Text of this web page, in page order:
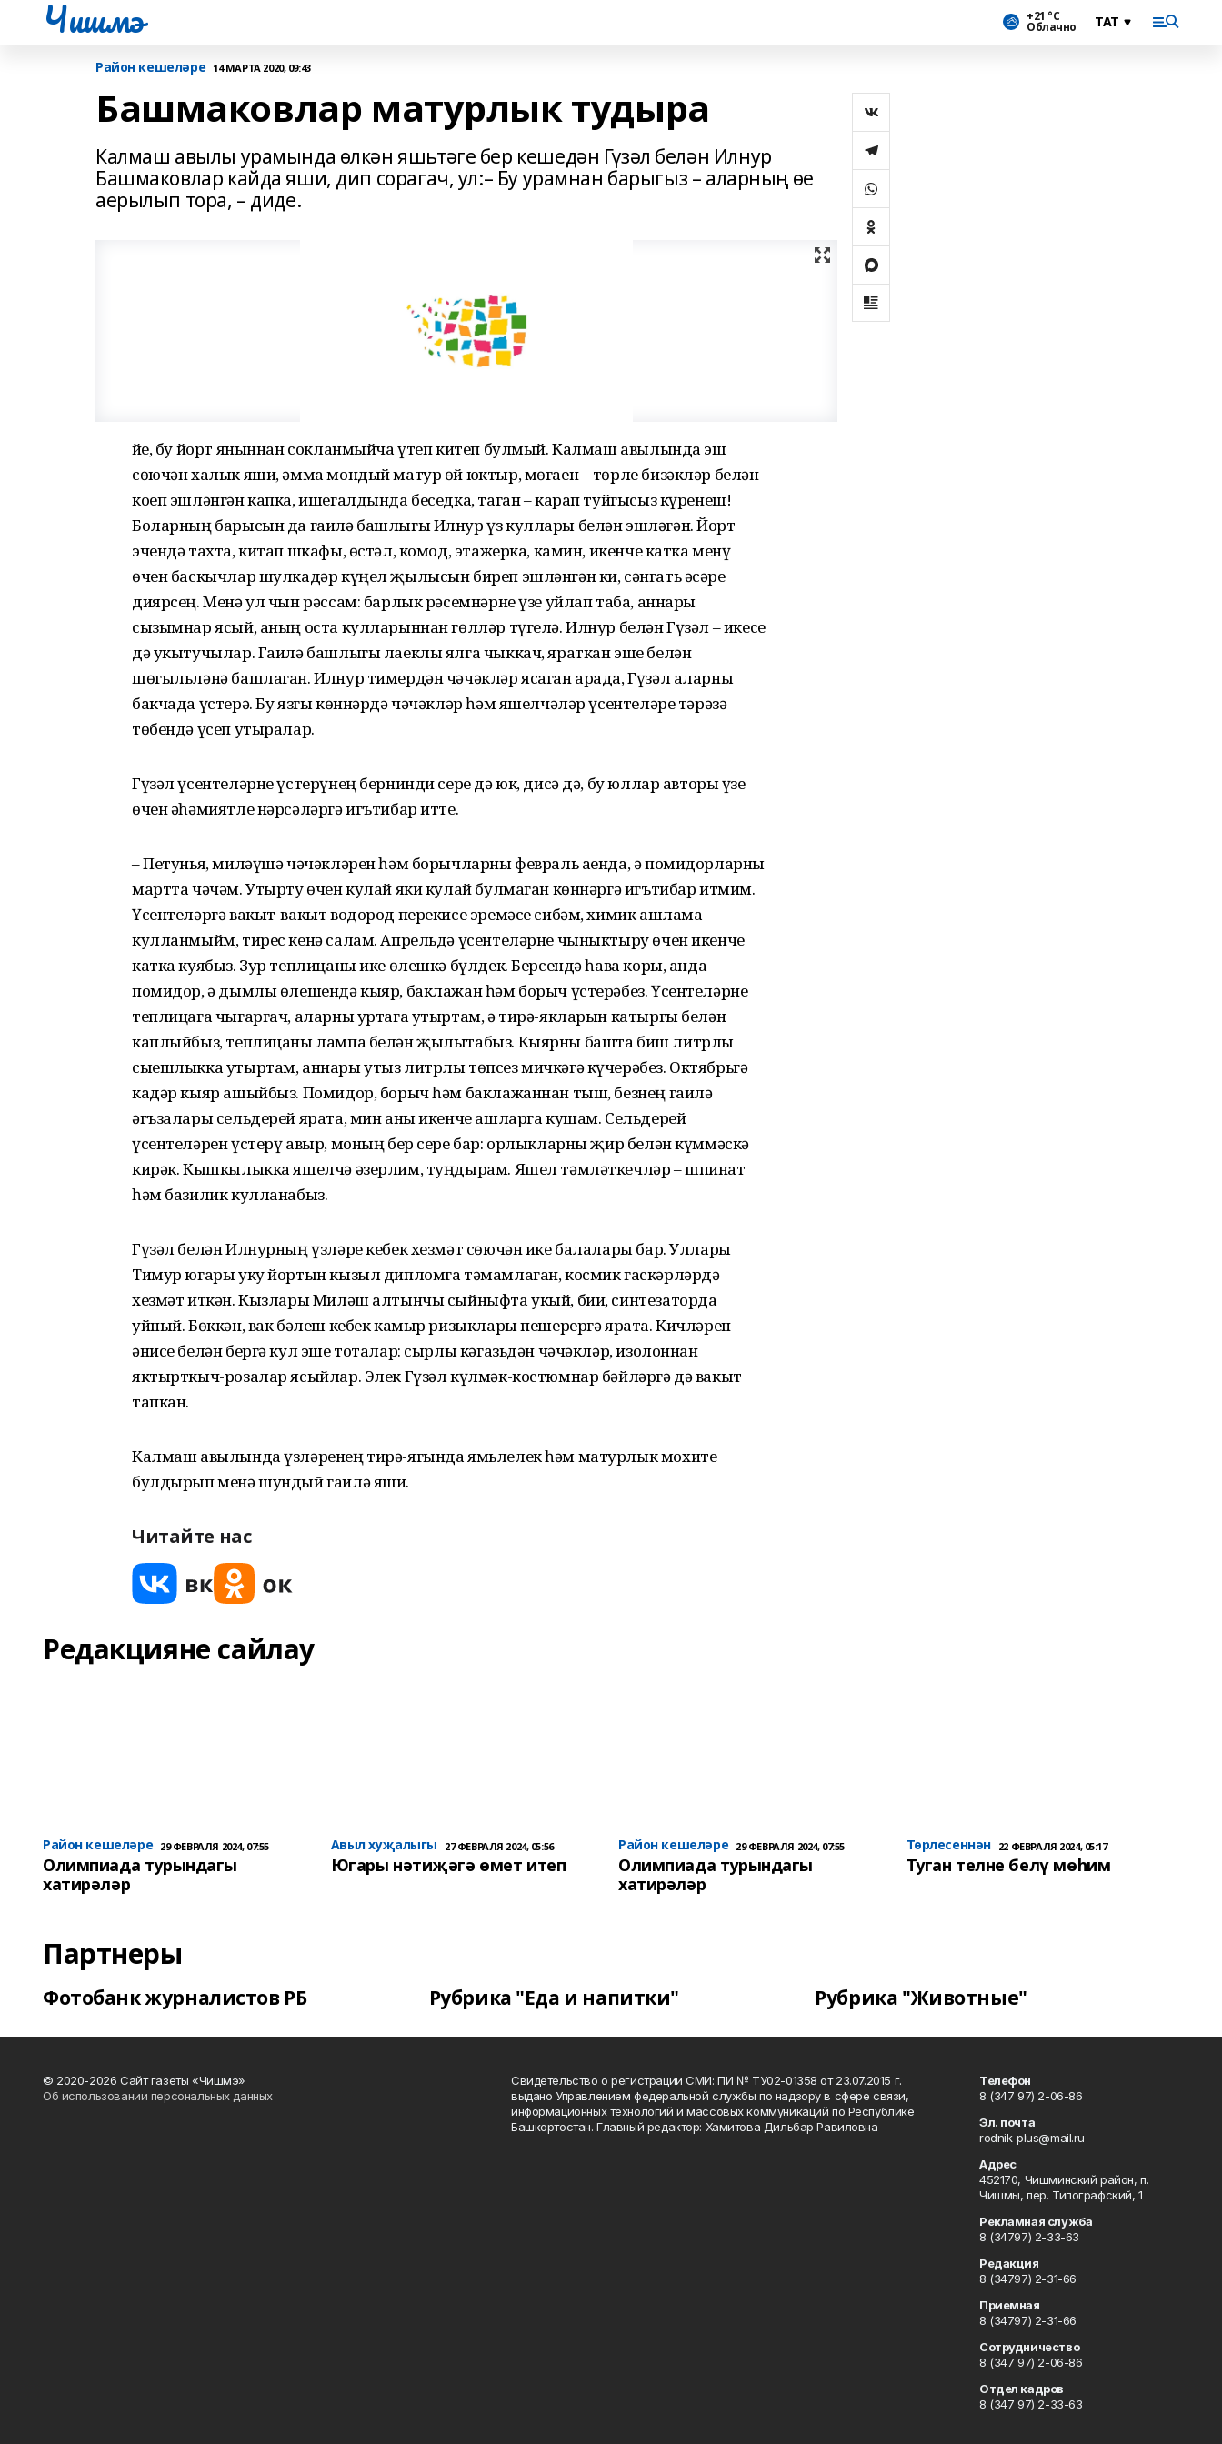
Чишмэ +21 °С
Облачно
Район кешеләре 14 МАРТА 2020, 09:43
Башмаковлар матурлык тудыра
Калмаш авылы урамында өлкән яшьтәге бер кешедән Гүзәл белән Илнур
Башмаковлар кайда яши, дип сорагач, ул:– Бу урамнан барыгыз – аларның өе
аерылып тора, – диде.
Әйе, бу йорт яныннан сокланмыйча үтеп китеп булмый. Калмаш авылында эш
сөючән халык яши, әмма мондый матур өй юктыр, мөгаен – төрле бизәкләр белән
коеп эшләнгән капка, ишегалдында беседка, таган – карап туйгысыз күренеш!
Боларның барысын да гаилә башлыгы Илнур үз куллары белән эшләгән. Йорт
эчендә тахта, китап шкафы, өстәл, комод, этажерка, камин, икенче катка менү
өчен баскычлар шулкадәр күңел җылысын биреп эшләнгән ки, сәнгать әсәре
диярсең. Менә ул чын рәссам: барлык рәсемнәрне үзе уйлап таба, аннары
сызымнар ясый, аның оста кулларыннан гөлләр түгелә. Илнур белән Гүзәл – икесе
дә укытучылар. Гаилә башлыгы лаеклы ялга чыккач, яраткан эше белән
шөгыльләнә башлаган. Илнур тимердән чәчәкләр ясаган арада, Гүзәл аларны
бакчада үстерә. Бу язгы көннәрдә чәчәкләр һәм яшелчәләр үсентеләре тәрәзә
төбендә үсеп утыралар.
Гүзәл үсентеләрне үстерүнең бернинди сере дә юк, дисә дә, бу юллар авторы үзе
өчен әһәмиятле нәрсәләргә игътибар итте.
– Петунья, миләүшә чәчәкләрен һәм борычларны февраль аенда, ә помидорларны
мартта чәчәм. Утырту өчен кулай яки кулай булмаган көннәргә игътибар итмим.
Үсентеләргә вакыт-вакыт водород перекисе эремәсе сибәм, химик ашлама
кулланмыйм, тирес кенә салам. Апрельдә үсентеләрне чыныктыру өчен икенче
катка куябыз. Зур теплицаны ике өлешкә бүлдек. Берсендә һава коры, анда
помидор, ә дымлы өлешендә кыяр, баклажан һәм борыч үстерәбез. Үсентеләрне
теплицага чыгаргач, аларны уртага утыртам, ә тирә-якларын катыргы белән
каплыйбыз, теплицаны лампа белән җылытабыз. Кыярны башта биш литрлы
сыешлыкка утыртам, аннары утыз литрлы төпсез мичкәгә күчерәбез. Октябрьгә
кадәр кыяр ашыйбыз. Помидор, борыч һәм баклажаннан тыш, безнең гаилә
әгъзалары сельдерей ярата, мин аны икенче ашларга кушам. Сельдерей
үсентеләрен үстерү авыр, моның бер сере бар: орлыкларны җир белән күммәскә
кирәк. Кышкылыкка яшелчә әзерлим, туңдырам. Яшел тәмләткечләр – шпинат
һәм базилик кулланабыз.
Гүзәл белән Илнурның үзләре кебек хезмәт сөючән ике балалары бар. Уллары
Тимур югары уку йортын кызыл дипломга тәмамлаган, космик гаскәрләрдә
хезмәт иткән. Кызлары Миләш алтынчы сыйныфта укый, бии, синтезаторда
уйный. Бөккән, вак бәлеш кебек камыр ризыклары пешерергә ярата. Кичләрен
әнисе белән бергә кул эше тоталар: сырлы кәгазьдән чәчәкләр, изолоннан
яктырткыч-розалар ясыйлар. Элек Гүзәл күлмәк-костюмнар бәйләргә дә вакыт
тапкан.
Калмаш авылында үзләренең тирә-ягында ямьлелек һәм матурлык мохите
булдырып менә шундый гаилә яши.
Читайте нас
Редакцияне сайлау
Район кешеләре 29 ФЕВРАЛЯ 2024, 07:55
Олимпиада турындагы
хатирәләр
Авыл хуҗалыгы 27 ФЕВРАЛЯ 2024, 05:56
Югары нәтиҗәгә өмет итеп
Район кешеләре 29 ФЕВРАЛЯ 2024, 07:55
Олимпиада турындагы
хатирәләр
Төрлесеннән 22 ФЕВРАЛЯ 2024, 05:17
Туган телне белү мөһим
Партнеры
Фотобанк журналистов РБ Рубрика "Еда и напитки" Рубрика "Животные"
© 2020-2026 Сайт газеты «Чишмэ»
Об использовании персональных данных
Свидетельство о регистрации СМИ: ПИ № ТУ02-01358 от 23.07.2015 г.
выдано Управлением федеральной службы по надзору в сфере связи,
информационных технологий и массовых коммуникаций по Республике
Башкортостан. Главный редактор: Хамитова Дильбар Равиловна
Телефон
8 (347 97) 2-06-86
Эл. почта
rodnik-plus@mail.ru
Адрес
452170, Чишминский район, п.
Чишмы, пер. Типографский, 1
Рекламная служба
8 (34797) 2-33-63
Редакция
8 (34797) 2-31-66
Приемная
8 (34797) 2-31-66
Сотрудничество
8 (347 97) 2-06-86
Отдел кадров
8 (347 97) 2-33-63